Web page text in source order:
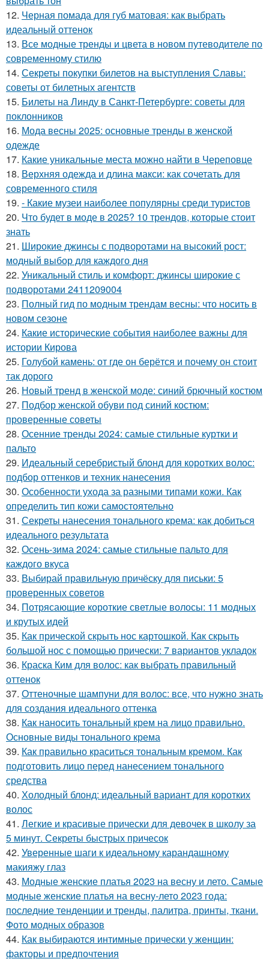
12. Черная помада для губ матовая: как выбрать
идеальный оттенок
13. Все модные тренды и цвета в новом путеводителе по
современному стилю
14. Секреты покупки билетов на выступления Славы:
советы от билетных агентств
15. Билеты на Линду в Санкт-Петербурге: советы для
поклонников
16. Мода весны 2025: основные тренды в женской
одежде
17. Какие уникальные места можно найти в Череповце
18. Верхняя одежда и длина макси: как сочетать для
современного стиля
19. - Какие музеи наиболее популярны среди туристов
20. Что будет в моде в 2025? 10 трендов, которые стоит
знать
21. Широкие джинсы с подворотами на высокий рост:
модный выбор для каждого дня
22. Уникальный стиль и комфорт: джинсы широкие с
подворотами 2411209004
23. Полный гид по модным трендам весны: что носить в
новом сезоне
24. Какие исторические события наиболее важны для
истории Кирова
25. Голубой камень: от где он берётся и почему он стоит
так дорого
26. Новый тренд в женской моде: синий брючный костюм
27. Подбор женской обуви под синий костюм:
проверенные советы
28. Осенние тренды 2024: самые стильные куртки и
пальто
29. Идеальный серебристый блонд для коротких волос:
подбор оттенков и техник нанесения
30. Особенности ухода за разными типами кожи. Как
определить тип кожи самостоятельно
31. Секреты нанесения тонального крема: как добиться
идеального результата
32. Осень-зима 2024: самые стильные пальто для
каждого вкуса
33. Выбирай правильную причёску для письки: 5
проверенных советов
34. Потрясающие короткие светлые волосы: 11 модных
и крутых идей
35. Как прической скрыть нос картошкой. Как скрыть
большой нос с помощью прически: 7 вариантов укладок
36. Краска Ким для волос: как выбрать правильный
оттенок
37. Оттеночные шампуни для волос: все, что нужно знать
для создания идеального оттенка
38. Как наносить тональный крем на лицо правильно.
Основные виды тонального крема
39. Как правильно краситься тональным кремом. Как
подготовить лицо перед нанесением тонального
средства
40. Холодный блонд: идеальный вариант для коротких
волос
41. Легкие и красивые прически для девочек в школу за
5 минут. Секреты быстрых причесок
42. Уверенные шаги к идеальному карандашному
макияжу глаз
43. Модные женские платья 2023 на весну и лето. Самые
модные женские платья на весну-лето 2023 года:
последние тенденции и тренды, палитра, принты, ткани.
Фото модных образов
44. Как выбираются интимные прически у женщин:
факторы и предпочтения